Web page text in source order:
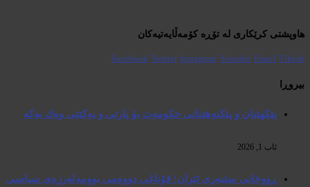
هاوپشتی کرێکاری لە تۆڕە کۆمەڵایەتیەکان
Facebook Twitter Instagram Youtube Email Tiktok
بیروڕا
پێكهێنان و پێكنەهێنانی حكومەت بۆ پارتی و یەكێتی وەك یەكە
ئاب 1, 2026
ڕووخانی سێبەری ئێران! قۆناغی دووەمی بوومەلەرزەی سیاسی